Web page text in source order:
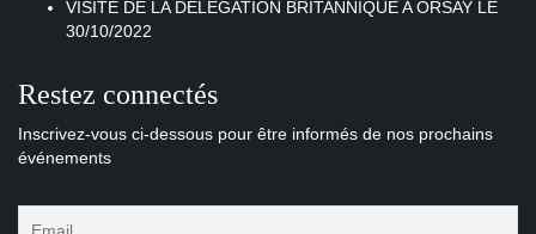
VISITE DE LA DELEGATION BRITANNIQUE A ORSAY LE
30/10/2022
Restez connectés
Inscrivez-vous ci-dessous pour être informés de nos prochains
événements